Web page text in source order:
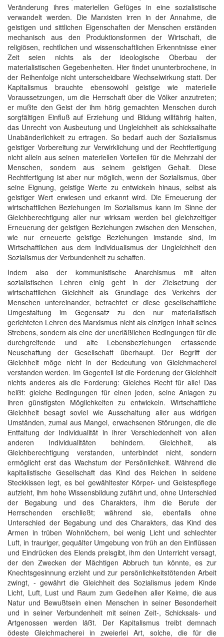
Veränderung ihres materiellen Gefüges in eine sozialistische
verwandelt werden. Die Marxisten irren in der Annahme, die
geistigen und sittlichen Eigenschaften der Menschen erständen
mechanisch aus den Produktionsformen der Wirtschaft, die
religiösen, rechtlichen und wissenschaftlichen Erkenntnisse einer
Zeit seien nichts als der ideologische Oberbau der
materialistischen Gegebenheiten. Hier findet ununterbrochene, in
der Reihenfolge nicht unterscheidbare Wechselwirkung statt. Der
Kapitalismus brauchte ebensowohl geistige wie materielle
Voraussetzungen, um die Herrschaft über die Völker anzutreten;
er mußte den Geist der ihm hörig gemachten Menschen durch
sorgfältigen Einfluß auf Erziehung und Bildung willfährig halten,
das Unrecht von Ausbeutung und Ungleichheit als schicksalhafte
Unabänderlichkeit zu ertragen. So bedarf auch der Sozialismus
geistiger Vorbereitung zur Verwirklichung und der Rechtfertigung
nicht allein aus seinen materiellen Vorteilen für die Mehrzahl der
Menschen, sondern aus seinem geistigen Gehalt. Diese
Rechtfertigung ist aber nur möglich, wenn der Sozialismus, über
seine Eignung, geistige Werte zu entwickeln hinaus, selbst als
geistiger Wert erwiesen und erkannt wird. Die Erneuerung der
wirtschaftlichen Beziehungen im Sozialismus kann im Sinne der
Gleichberechtigung aller nur wirksam werden bei gleichzeitiger
Erneuerung der geistigen Beziehungen zwischen den Menschen,
wie nur erneuerte geistige Beziehungen imstande sind, im
Wirtschaftlichen aus dem Individualismus der Ungleichheit den
Sozialismus der Verbundenheit zu schaffen.
Indem also der kommunistische Anarchismus mit alten
sozialistischen Lehren einig geht in der Zielsetzung der
wirtschaftlichen Gleichheit als Grundlage des Verkehrs der
Menschen untereinander, betrachtet er diese gesellschaftliche
Umgestaltung im Gegensatz zu den nur materialistisch
gerichteten Lehren des Marxismus nicht als einzigen Inhalt seines
Strebens, sondern als eine der unerläßlichen Bedingungen für die
durchgreifende und alte Lebensbeziehungen erfassende
Neuschaffung der Gesellschaft überhaupt. Der Begriff der
Gleichheit möge nicht in der Bedeutung von Gleichmacherei
verstanden werden. Im Gegenteil ist die Forderung der Gleichheit
nichts anderes als die Forderung: Gleiches Recht für alle! Das
heißt: gleiche Bedingungen für einen jeden, seine Anlagen zu
ihren günstigsten Möglichkeiten zu entwickeln. Wirtschaftliche
Gleichheit besagt soviel wie Ausschaltung aller aus widrigen
Umständen, zumal aus Mangel, erwachsenen Störungen, die die
Entfaltung der Individualität in ihrer Verschiedenheit von allen
anderen Individualitäten behindern. Gleichheit, als
Gleichberechtigung verstanden, unterbindet nicht, sondern
ermöglicht erst das Wachstum der Persönlichkeit. Während die
kapitalistische Gesellschaft das Kind des Reichen in seidene
Steckkissen legt, es bei gewähltester Körper- und Geistespflege
aufzieht, ihm hohe Wissensbildung zufährt und, ohne Unterschied
der Begabung und des Charakters, ihm die Berufe der
Herrschenden erschließt; während sie, ebenfalls ohne
Unterschied der Begabung und des Charakters, das Kind des
Armen in trüben Wohnlöchern, bei wenig Licht und schlechter
Luft, in trauriger, gequälter Umgebung von früh an den Einflüssen
und Eindrücken des Elends preisgibt, ihm den Unterricht versagt,
der den Zwecken der Mächtigen Abbruch tun könnte, es zur
Knechtsgesinnung erzieht und zur persönlichkeitstötenden Arbeit
zwingt, - gewährt die Gleichheit des Sozialismus jedem Kinde
Licht, Luft, Lust und Raum zum Gedeihen aller Keime, die aus
Natur und Bewußtsein einen Menschen in seiner Besonderheit
und in seiner Verbundenheit mit seinen Zeit-, Schicksals- und
Artgenossen werden läßt. Der Kapitalismus treibt demnach
ödeste Gleichmacherei in zweierlei Art, solche, die für die